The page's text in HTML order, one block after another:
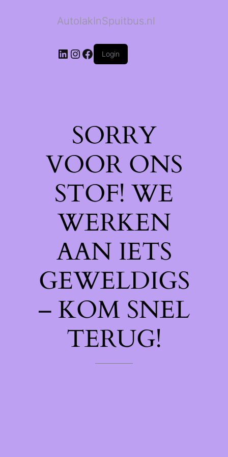
AutolakInSpuitbus.nl
LinkedIn
Instagram
Facebook
Login
SORRY
VOOR ONS
STOF! WE
WERKEN
AAN IETS
GEWELDIGS
– KOM SNEL
TERUG!